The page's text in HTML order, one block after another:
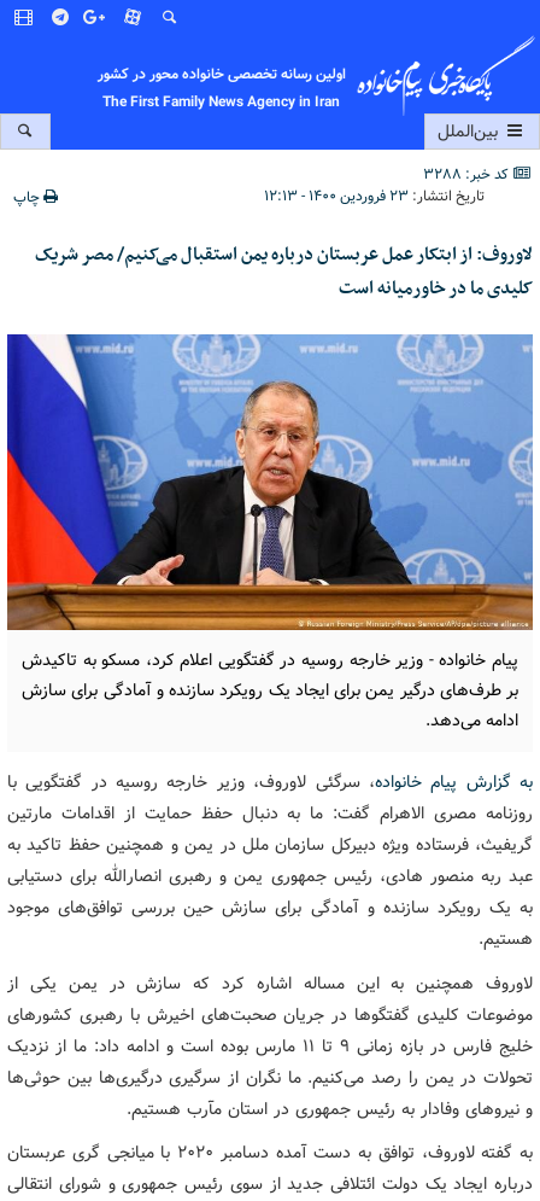
اولین رسانه تخصصی خانواده محور در کشور
The First Family News Agency in Iran
بین‌الملل
کد خبر: 3288
تاریخ انتشار: ۲۳ فروردین ۱۴۰۰ - ۱۲:۱۳ چاپ
لاوروف: از ابتکار عمل عربستان درباره یمن استقبال می‌کنیم/ مصر شریک
کلیدی ما در خاورمیانه است
پیام خانواده - وزیر خارجه روسیه در گفتگویی اعلام کرد، مسکو به تاکیدش
بر طرف‌های درگیر یمن برای ایجاد یک رویکرد سازنده و آمادگی برای سازش
ادامه می‌دهد.
به گزارش پیام خانواده، سرگئی لاوروف، وزیر خارجه روسیه در گفتگویی با
روزنامه مصری الاهرام گفت: ما به دنبال حفظ حمایت از اقدامات مارتین
گریفیث، فرستاده ویژه دبیرکل سازمان ملل در یمن و همچنین حفظ تاکید به
عبد ربه منصور هادی، رئیس جمهوری یمن و رهبری انصارالله برای دستیابی
به یک رویکرد سازنده و آمادگی برای سازش حین بررسی توافق‌های موجود
هستیم.
لاوروف همچنین به این مساله اشاره کرد که سازش در یمن یکی از
موضوعات کلیدی گفتگوها در جریان صحبت‌های اخیرش با رهبری کشورهای
خلیج فارس در بازه زمانی ۹ تا ۱۱ مارس بوده است و ادامه داد: ما از نزدیک
تحولات در یمن را رصد می‌کنیم. ما نگران از سرگیری درگیری‌ها بین حوثی‌ها
و نیروهای وفادار به رئیس جمهوری در استان مآرب هستیم.
به گفته لاوروف، توافق به دست آمده دسامبر ۲۰۲۰ با میانجی گری عربستان
درباره ایجاد یک دولت ائتلافی جدید از سوی رئیس جمهوری و شورای انتقالی